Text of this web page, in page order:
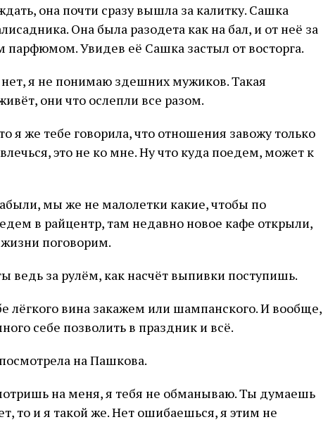
она почти сразу вышла за калитку. Сашка
Она была разодета как на бал, и от неё за
парфюмом. Увидев её Сашка застыл от восторга.
нет, я не понимаю здешних мужиков. Такая
они что ослепли все разом.
я же тебе говорила, что отношения завожу только
это не ко мне. Ну что куда поедем, может к
мы же не малолетки какие, чтобы по
в райцентр, там недавно новое кафе открыли,
поговорим.
ведь за рулём, как насчёт выпивки поступишь.
лёгкого вина закажем или шампанского. И вообще,
себе позволить в праздник и всё.
на Пашкова.
на меня, я тебя не обманываю. Ты думаешь
то и я такой же. Нет ошибаешься, я этим не